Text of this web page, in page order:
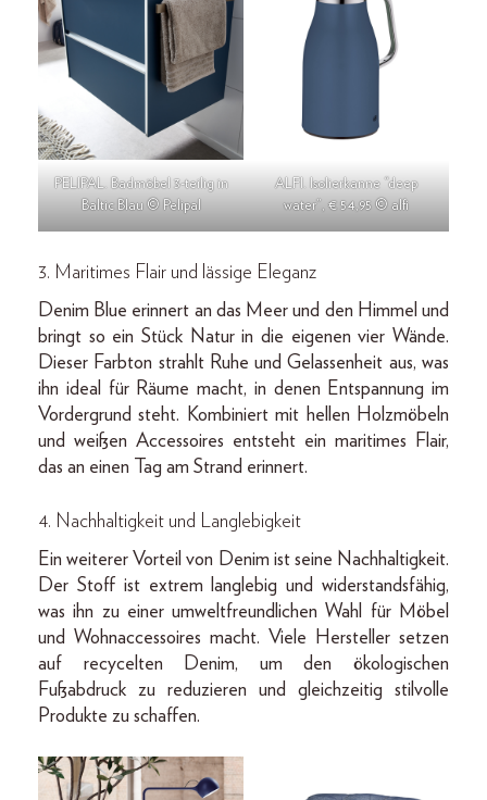
PELIPAL. Badmöbel 3-teilig in
Baltic Blau © Pelipal
ALFI. Isolierkanne “deep
water”, € 54,95 © alfi
3. Maritimes Flair und lässige Eleganz
Denim Blue erinnert an das Meer und den Himmel und
bringt so ein Stück Natur in die eigenen vier Wände.
Dieser Farbton strahlt Ruhe und Gelassenheit aus, was
ihn ideal für Räume macht, in denen Entspannung im
Vordergrund steht. Kombiniert mit hellen Holzmöbeln
und weißen Accessoires entsteht ein maritimes Flair,
das an einen Tag am Strand erinnert.
4. Nachhaltigkeit und Langlebigkeit
Ein weiterer Vorteil von Denim ist seine Nachhaltigkeit.
Der Stoff ist extrem langlebig und widerstandsfähig,
was ihn zu einer umweltfreundlichen Wahl für Möbel
und Wohnaccessoires macht. Viele Hersteller setzen
auf recycelten Denim, um den ökologischen
Fußabdruck zu reduzieren und gleichzeitig stilvolle
Produkte zu schaffen.